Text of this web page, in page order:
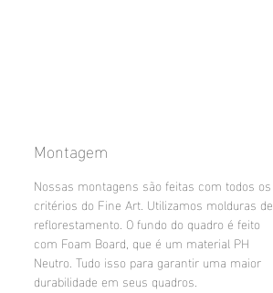
Montagem
Nossas montagens são feitas com todos os
critérios do Fine Art. Utilizamos molduras de
reflorestamento. O fundo do quadro é feito
com Foam Board, que é um material PH
Neutro. Tudo isso para garantir uma maior
durabilidade em seus quadros.